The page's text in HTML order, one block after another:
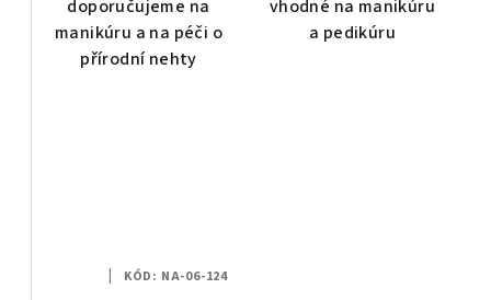
ů
doporučujeme na
manikúru a na péči o
přírodní nehty
vhodné na manikúru
a pedikúru
KÓD: NA-06-124